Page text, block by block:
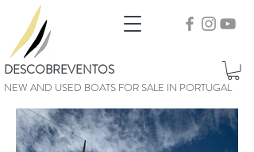
DESCOBREVENTOS
NEW AND USED BOATS FOR SALE IN PORTUGAL